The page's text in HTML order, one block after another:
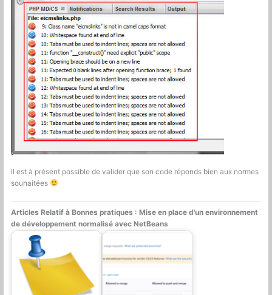
Il est à présent possible de valider que son code réponds bien aux normes
souhaitées
Articles Relatif à Bonnes pratiques : Mise en place d'un environnement
de développement normalisé avec NetBeans